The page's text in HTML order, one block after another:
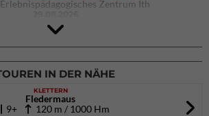
Zentrum Ith
4Blocs KIDS 2026
München Süd (Thalkirchen)
26.09.2026
IN DER NÄHE
KLETTERN
Fledermaus
9+
120 m / 1000 Hm